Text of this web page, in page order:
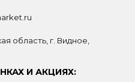
область, г. Видное,
И АКЦИЯХ: